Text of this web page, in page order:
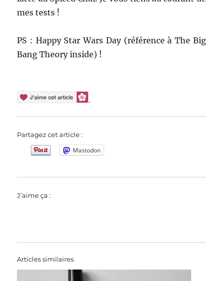
mes tests !
PS : Happy Star Wars Day (référence à The Big
Bang Theory inside) !
Partagez cet article :
Mastodon
J’aime ça :
Articles similaires